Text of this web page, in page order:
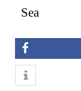
Sea
teilen